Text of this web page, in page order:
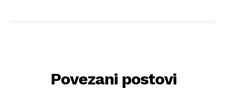
Povezani postovi